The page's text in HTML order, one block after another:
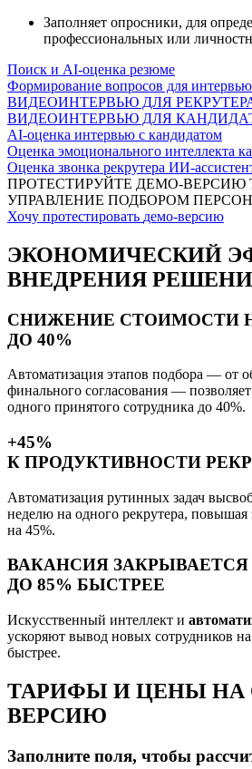
Заполняет опросники, для
профессиональных или
Поиск и AI-оценка резюме
Формирование вопросов для
ВИДЕОИНТЕРВЬЮ ДЛЯ
ВИДЕОИНТЕРВЬЮ ДЛЯ
AI-оценка интервью с кандидатом
Оценка эмоционального интеллекта
Оценка звонка рекрутера ИИ-
ПРОТЕСТИРУЙТЕ ДЕМО-ВЕРСИЮ
УПРАВЛЕНИЕ ПОДБОРОМ
Хочу протестировать демо-версию
ЭКОНОМИЧЕСКИЙ
ВНЕДРЕНИЯ
СНИЖЕНИЕ СТОИМОСТИ
ДО 40%
Автоматизация этапов подбора — от
финального согласования — позволяет
одного принятого сотрудника до 40%.
+45%
К ПРОДУКТИВНОСТИ
Автоматизация рутинных задач
неделю на одного рекрутера, повышая
на 45%.
ВАКАНСИЯ ЗАКРЫВАЕТСЯ
ДО 85% БЫСТРЕЕ
Искусственный интеллект и
ускоряют вывод новых сотрудников
быстрее.
ТАРИФЫ И ЦЕНЫ НА
ВЕРСИЮ
Заполните поля, чтобы